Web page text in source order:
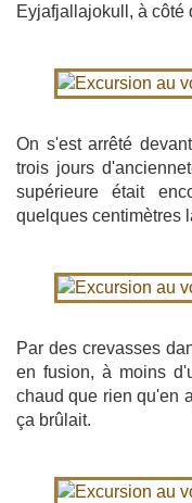
Eyjafjallajokull, à côté
On s'est arrêté
trois jours
supérieure était
quelques centimètres
Par des crevasses
en fusion, à moins
chaud que rien qu'en
ça brûlait.